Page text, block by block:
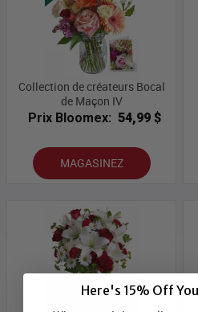
Collection de créateurs Bocal
de Maçon IV
Prix Bloomex: 54,99 $
MAGASINEZ
Here's 15% Off